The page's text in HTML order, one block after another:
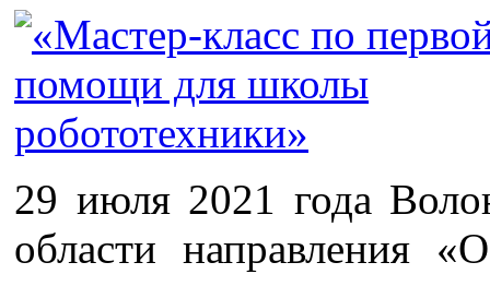
29 июля 2021 года
области направления